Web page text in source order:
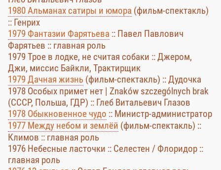
1980 Альманах сатиры и юмора (фильм-спектакль)
:: Генрих
1979 Фантазии Фарятьева :: Павел Павлович
Фарятьев :: главная роль
1979 Трое в лодке, не считая собаки :: Джером,
Джи, миссис Байкли, Трактирщик
1979 Дачная жизнь (фильм-спектакль) :: Дудочка
1978 Особых примет нет | Znaków szczególnych brak
(СССР, Польша, ГДР) :: Глеб Витальевич Глазов
1978 Обыкновенное чудо :: Министр-администратор
1977 Между небом и землёй (фильм-спектакль) ::
Климов :: главная роль
1976 Небесные ласточки :: Селестен / Флоридор ::
главная роль